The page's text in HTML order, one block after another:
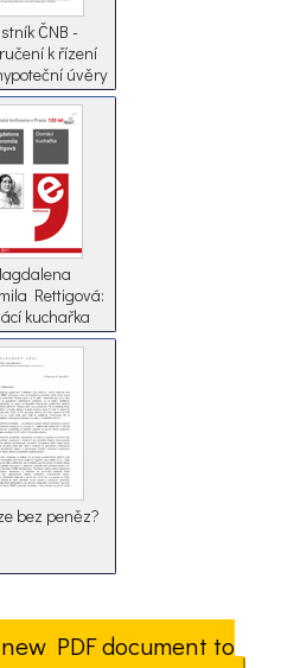
ČNB -
k řízení
úvěry
Rettigová:
kuchařka
bez peněz?
PDF document to